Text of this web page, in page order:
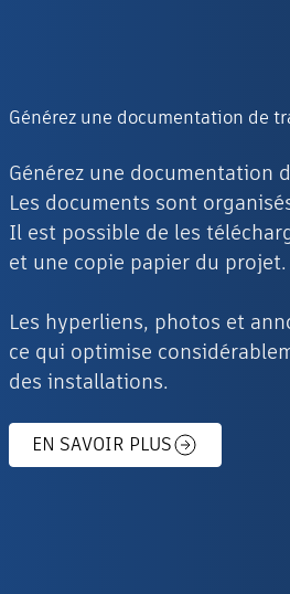
Générez une documentation de
Générez une documentation
Les documents sont
Il est possible de les
et une copie papier du projet.
Les hyperliens, photos et
ce qui optimise
des installations.
EN SAVOIR PLUS